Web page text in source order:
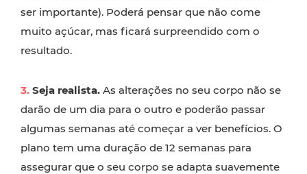
ser importante). Poderá pensar que não come
muito açúcar, mas ficará surpreendido com o
resultado.
3. Seja realista. As alterações no seu corpo não se
darão de um dia para o outro e poderão passar
algumas semanas até começar a ver benefícios. O
plano tem uma duração de 12 semanas para
assegurar que o seu corpo se adapta suavemente